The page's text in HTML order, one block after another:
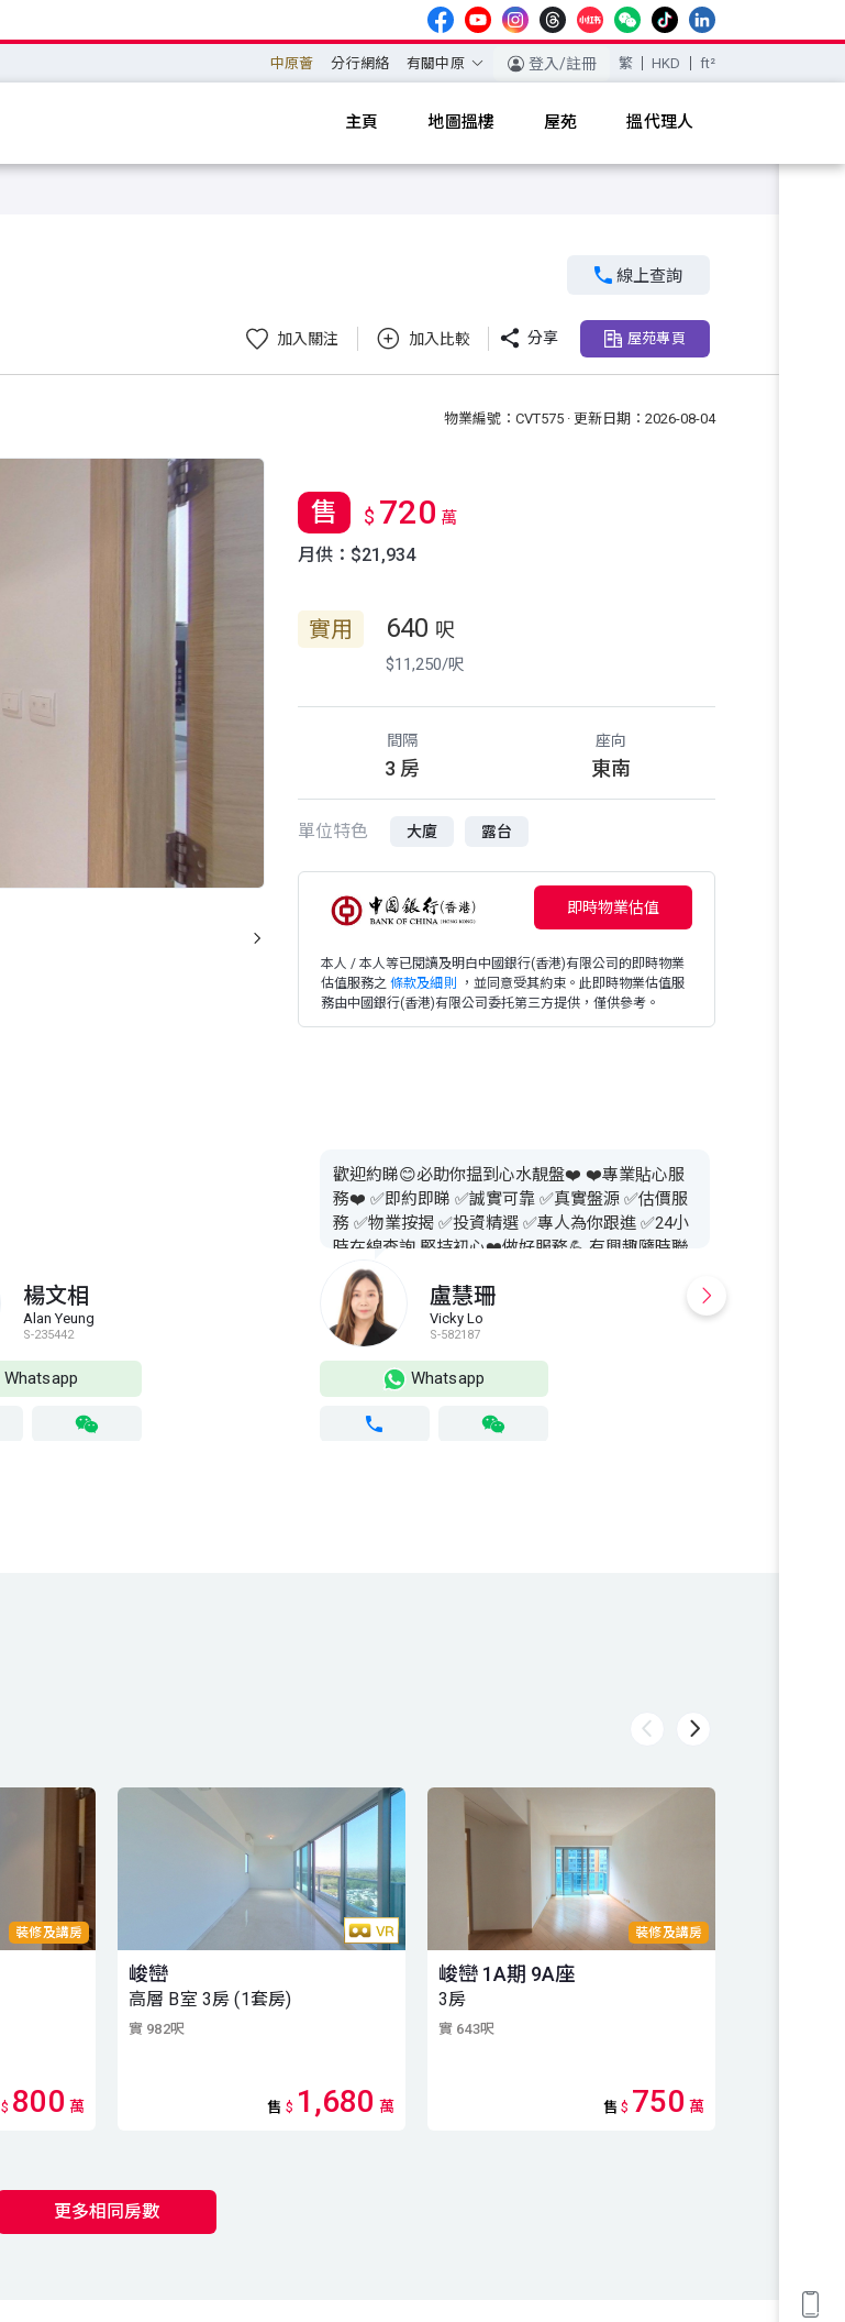
中原薈 分行網絡 有關中原 登入/註冊 繁 HKD ft²
主頁 地圖搵樓 屋苑 搵代理人
 線上查詢
加入關注 加入比較  分享 屋苑專頁
物業編號：CVT575 · 更新日期：2026-08-04
售 $ 720 萬
月供：$21,934
實用 640 呎
$11,250/呎
間隔
3 房
座向
東南
單位特色 大廈 露台
即時物業估值
本人 / 本人等已閱讀及明白中國銀行(香港)有限公司的即時物業
估值服務之 條款及細則
，並同意受其約束。此即時物業估值服
務由中國銀行(香港)有限公司委托第三方提供，僅供參考。
楊文相
Alan Yeung
S-235442
Whatsapp
歡迎約睇😊必助你揾到心水靚盤❤️ ❤️專業貼心服
務❤️ ✅即約即睇 ✅誠實可靠 ✅真實盤源 ✅估價服
務 ✅物業按揭 ✅投資精選 ✅專人為你跟進 ✅24小
時在線查詢 堅持初心❤️做好服務💪 有興趣隨時聯
盧慧珊
Vicky Lo
S-582187
Whatsapp
裝修及講房
$ 800 萬
峻巒
高層 B室 3房 (1套房)
實 982呎
售 $ 1,680 萬
裝修及講房
峻巒 1A期 9A座
3房
實 643呎
售 $ 750 萬
更多相同房數